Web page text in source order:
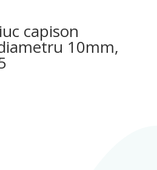
capison
10mm,